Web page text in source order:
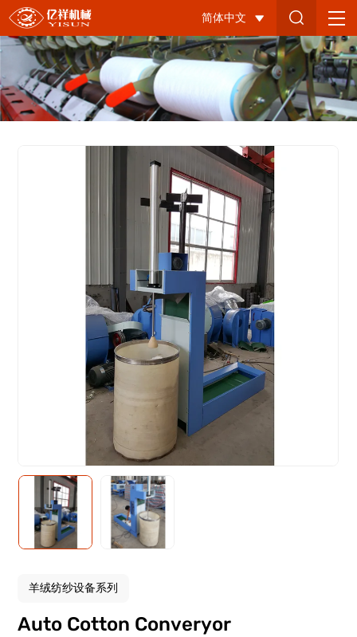
Auto
Cotton
Converyor
简体中文
羊绒纺纱设备系列
Auto Cotton Converyor